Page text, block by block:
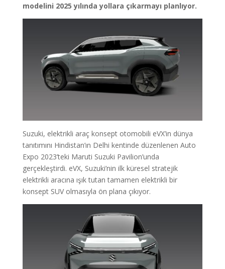
modelini 2025 yılında yollara çıkarmayı planlıyor.
Suzuki, elektrikli araç konsept otomobili eVX’in dünya
tanıtımını Hindistan’ın Delhi kentinde düzenlenen Auto
Expo 2023’teki Maruti Suzuki Pavilion’unda
gerçekleştirdi. eVX, Suzuki’nin ilk küresel stratejik
elektrikli aracına ışık tutan tamamen elektrikli bir
konsept SUV olmasıyla ön plana çıkıyor.